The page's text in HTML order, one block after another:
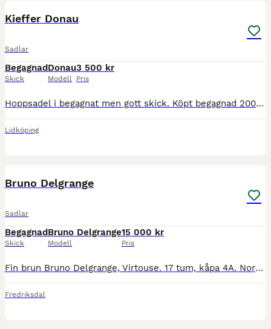
Kieffer Donau
Sadlar
Begagnad
Skick
Donau
Modell
3 500 kr
Pris
Hoppsadel i begagnat men gott skick. Köpt begagnad 2008. Sparsamt använd de senaste åren. Rekommenderar att omstoppning görs. Bomvinkel ca 75 grader. Under översta kåpan på höger sida har sömmen slä
Lidköping
Bruno Delgrange
Sadlar
Begagnad
Skick
Bruno Delgrange
Modell
15 000 kr
Pris
Fin brun Bruno Delgrange, Virtouse. 17 tum, kåpa 4A. Normal mot vid i bommen. Köptes begagnad 2022 från Hannas Sadelbod. Har inte används de senaste 2 åren utan förvarats inomhus. Årsmodell 2013. H
Fredriksdal